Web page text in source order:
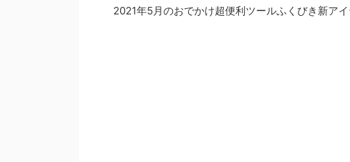
2021年5月のおでかけ超便利ツールふくびき新ア